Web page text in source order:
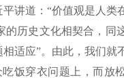
讲道：“价值观是人类
的历史文化相契合，同
适应”。由此，我们就
饭穿衣问题上，而放